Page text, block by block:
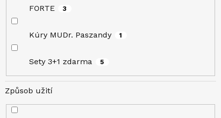
FORTE 3
Kúry MUDr. Paszandy 1
Sety 3+1 zdarma 5
Způsob užití